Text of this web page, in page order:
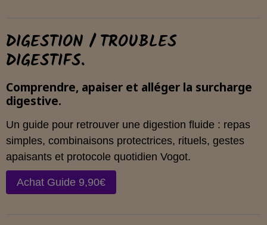
DIGESTION / TROUBLES
DIGESTIFS.
Comprendre, apaiser et alléger la surcharge
digestive.
Un guide pour retrouver une digestion fluide : repas
simples, combinaisons protectrices, rituels, gestes
apaisants et protocole quotidien Vogot.
Achat Guide 9,90€